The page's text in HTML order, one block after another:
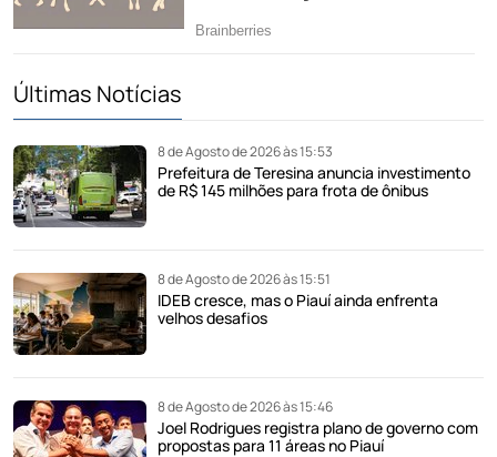
Últimas Notícias
8 de Agosto de 2026 às 15:53
Prefeitura de Teresina anuncia investimento
de R$ 145 milhões para frota de ônibus
8 de Agosto de 2026 às 15:51
IDEB cresce, mas o Piauí ainda enfrenta
velhos desafios
8 de Agosto de 2026 às 15:46
Joel Rodrigues registra plano de governo com
propostas para 11 áreas no Piauí